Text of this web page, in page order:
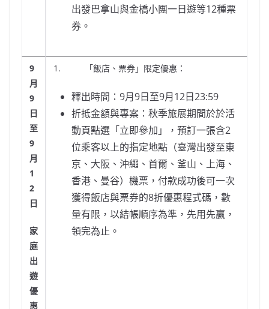
出發巴拿山與金橋小團一日遊等12種票
券。
9
月
9
日
至
9
月
1
2
日
家
庭
出
遊
優
惠
1. 「飯店、票券」限定優惠：
釋出時間：9月9日至9月12日23:59
折抵金額與專案：秋季旅展期間於於活
動頁點選「立即參加」，預訂一張含2
位乘客以上的指定地點（臺灣出發至東
京、大阪、沖繩、首爾、釜山、上海、
香港、曼谷）機票，付款成功後可一次
獲得飯店與票券的8折優惠程式碼，數
量有限，以結帳順序為準，先用先贏，
領完為止。